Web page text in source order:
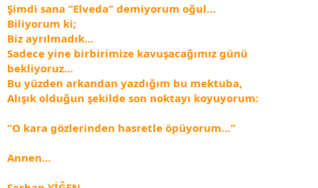
Şimdi sana “Elveda” demiyorum oğul…
Biliyorum ki;
Biz ayrılmadık…
Sadece yine birbirimize kavuşacağımız günü
bekliyoruz…
Bu yüzden arkandan yazdığım bu mektuba,
Alışık olduğun şekilde son noktayı koyuyorum:
“O kara gözlerinden hasretle öpüyorum…”
Annen…